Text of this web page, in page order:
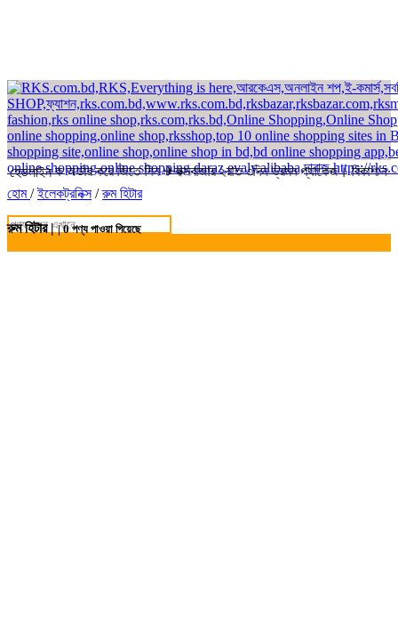
হেডলাইন
- থেকে অর্ডার করে জিতে নিন ✈কক্সবাজার ২রাত ৩দিন ভ্রমন প্যাকেজ। বিকাশ/
হোম/ইলেকট্রনিক্স/রুম হিটার
রুম হিটার ||0পণ্য পাওয়া গিয়েছে